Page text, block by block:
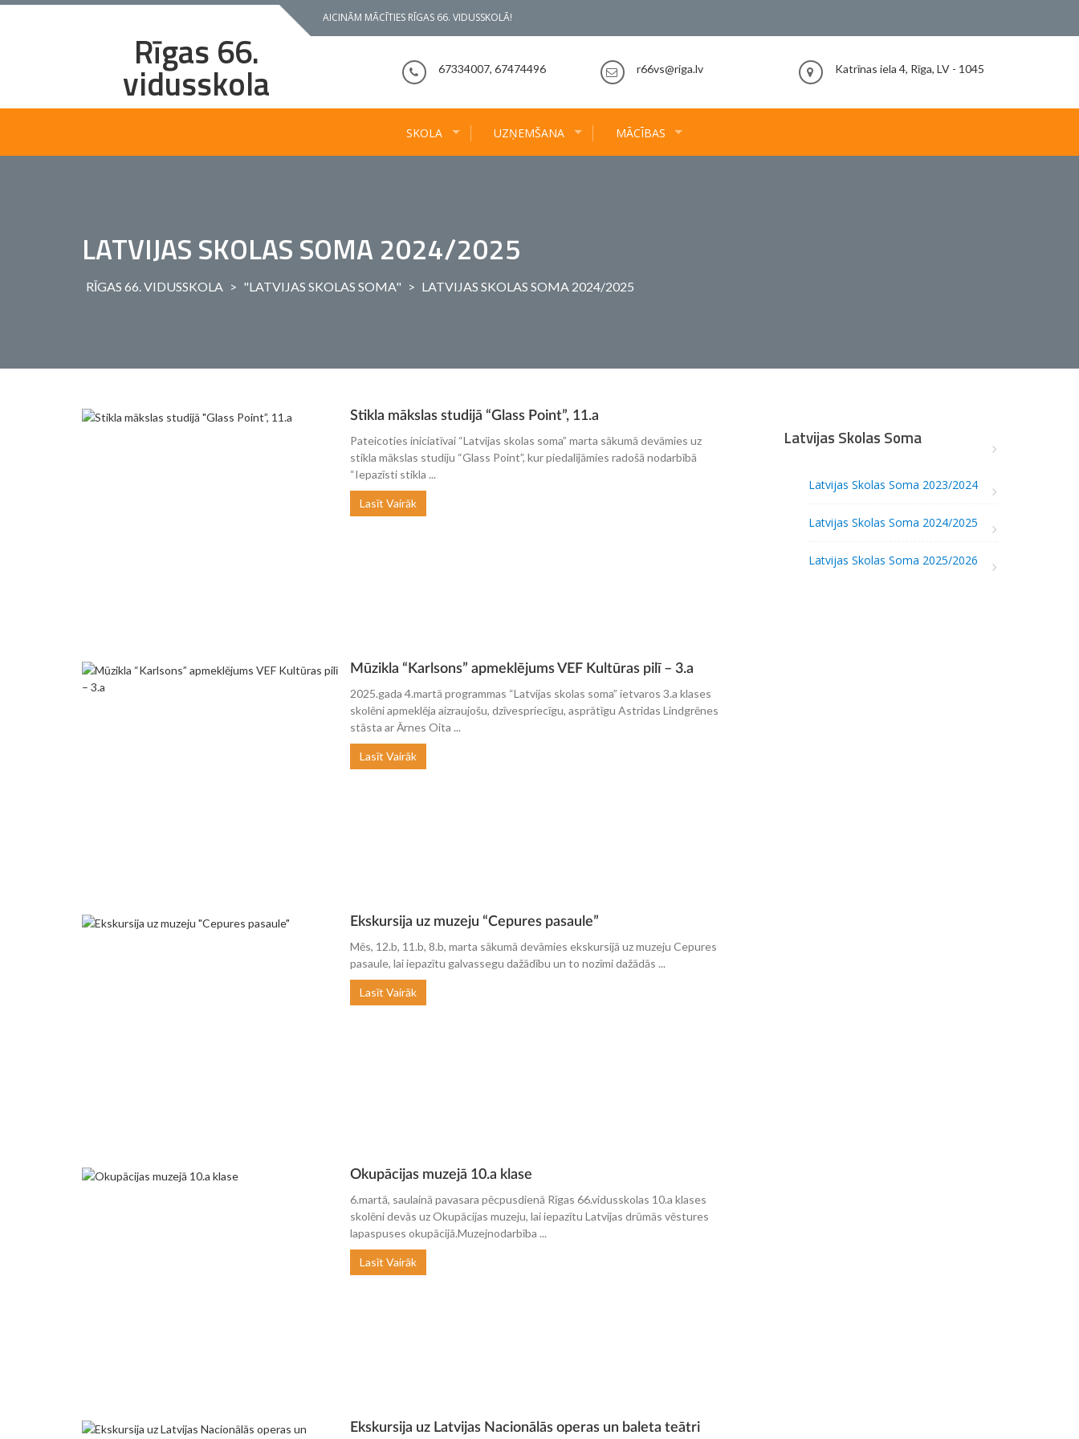
Skip
AICINĀM MĀCĪTIES RĪGAS 66. VIDUSSKOLĀ!
Rīgas 66.
vidusskola 67334007, 67474496 r66vs@riga.lv Katrīnas iela 4, Rīga, LV - 1045
SKOLA UZŅEMŠANA MĀCĪBAS
LATVIJAS SKOLAS SOMA 2024/2025
RĪGAS 66. VIDUSSKOLA > "LATVIJAS SKOLAS SOMA" > LATVIJAS SKOLAS SOMA 2024/2025
Stikla mākslas studijā “Glass Point”, 11.a
Pateicoties iniciatīvai “Latvijas skolas soma” marta sākumā devāmies uz
stikla mākslas studiju “Glass Point”, kur piedalījāmies radošā nodarbībā
“Iepazīsti stikla ...
Lasīt Vairāk
Mūzikla “Karlsons” apmeklējums VEF Kultūras pilī – 3.a
2025.gada 4.martā programmas “Latvijas skolas soma” ietvaros 3.a klases
skolēni apmeklēja aizraujošu, dzīvespriecīgu, asprātīgu Astridas Lindgrēnes
stāsta ar Ārnes Oita ...
Lasīt Vairāk
Ekskursija uz muzeju “Cepures pasaule”
Mēs, 12.b, 11.b, 8.b, marta sākumā devāmies ekskursijā uz muzeju Cepures
pasaule, lai iepazītu galvassegu dažādību un to nozīmi dažādās ...
Lasīt Vairāk
Okupācijas muzejā 10.a klase
6.martā, saulainā pavasara pēcpusdienā Rīgas 66.vidusskolas 10.a klases
skolēni devās uz Okupācijas muzeju, lai iepazītu Latvijas drūmās vēstures
lapaspuses okupācijā.Muzejnodarbība ...
Lasīt Vairāk
Ekskursija uz Latvijas Nacionālās operas un baleta teātri
Latvijas Skolas Soma
Latvijas Skolas Soma 2023/2024
Latvijas Skolas Soma 2024/2025
Latvijas Skolas Soma 2025/2026